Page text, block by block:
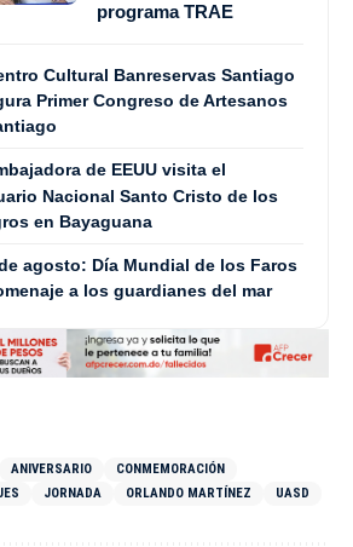
programa TRAE
Cultural Banreservas Santiago
Primer Congreso de Artesanos
de EEUU visita el
Nacional Santo Cristo de los
en Bayaguana
agosto: Día Mundial de los Faros
a los guardianes del mar
ANIVERSARIO
CONMEMORACIÓN
JORNADA ORLANDO MARTÍNEZ UASD